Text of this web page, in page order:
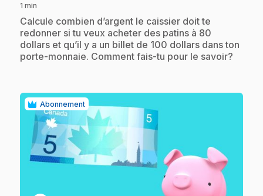
1 min
.Calcule combien d’argent le caissier doit te
redonner si tu veux acheter des patins à 80
dollars et qu’il y a un billet de 100 dollars dans ton
porte-monnaie. Comment fais-tu pour le savoir?
Abonnement